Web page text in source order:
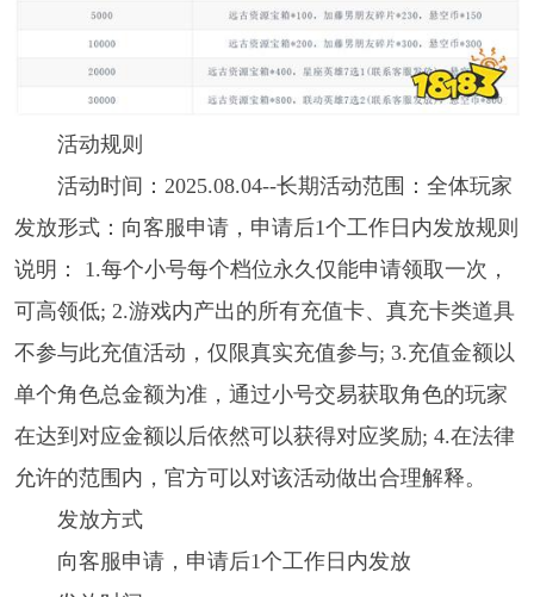
活动规则
活动时间：2025.08.04--长期活动范围：全体玩家
发放形式：向客服申请，申请后1个工作日内发放规则
说明： 1.每个小号每个档位永久仅能申请领取一次，
可高领低; 2.游戏内产出的所有充值卡、真充卡类道具
不参与此充值活动，仅限真实充值参与; 3.充值金额以
单个角色总金额为准，通过小号交易获取角色的玩家
在达到对应金额以后依然可以获得对应奖励; 4.在法律
允许的范围内，官方可以对该活动做出合理解释。
发放方式
向客服申请，申请后1个工作日内发放